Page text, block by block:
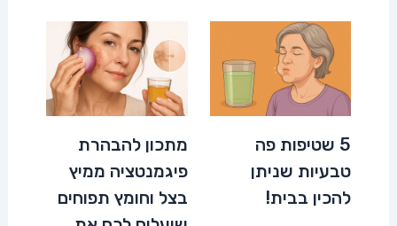
5 שטיפות פה
טבעיות שניתן
להכין בבית!
מתכון להבהרת
פיגמנטציה ממיץ
בצל וחומץ תפוחים